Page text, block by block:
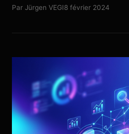
Par Jürgen VEGI8 février 2024